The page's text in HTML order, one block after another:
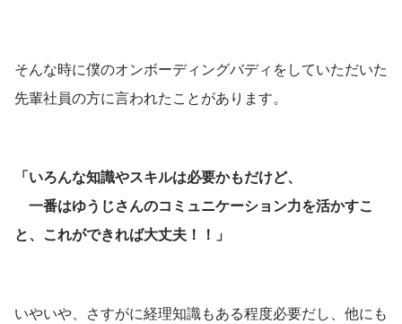
そんな時に僕のオンボーディングバディをしていただいた
先輩社員の方に言われたことがあります。
「いろんな知識やスキルは必要かもだけど、
一番はゆうじさんのコミュニケーション力を活かすこ
と、これができれば大丈夫！！」
いやいや、さすがに経理知識もある程度必要だし、他にも